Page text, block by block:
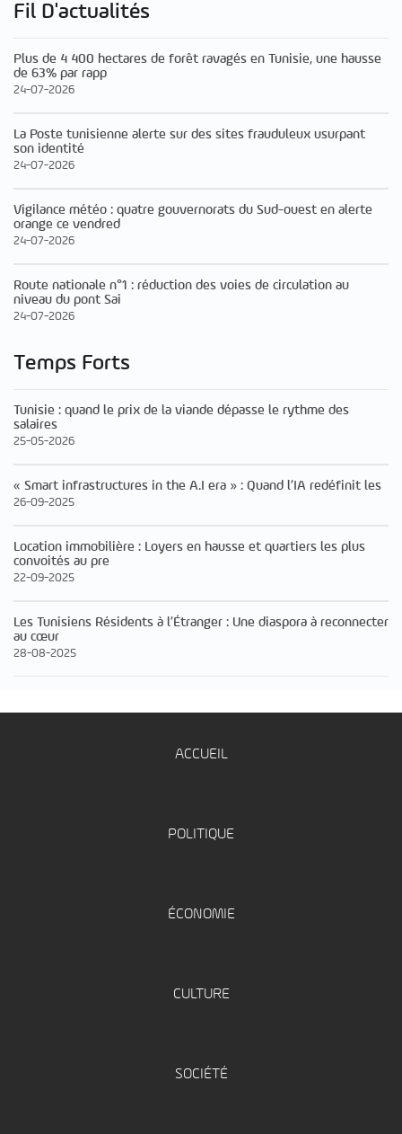
Fil D'actualités
Plus de 4 400 hectares de forêt ravagés en Tunisie, une hausse
de 63% par rapp
24-07-2026
La Poste tunisienne alerte sur des sites frauduleux usurpant
son identité
24-07-2026
Vigilance météo : quatre gouvernorats du Sud-ouest en alerte
orange ce vendred
24-07-2026
Route nationale n°1 : réduction des voies de circulation au
niveau du pont Sai
24-07-2026
Temps Forts
Tunisie : quand le prix de la viande dépasse le rythme des
salaires
25-05-2026
« Smart infrastructures in the A.I era » : Quand l’IA redéfinit les
26-09-2025
Location immobilière : Loyers en hausse et quartiers les plus
convoités au pre
22-09-2025
Les Tunisiens Résidents à l’Étranger : Une diaspora à reconnecter
au cœur
28-08-2025
ACCUEIL
POLITIQUE
ÉCONOMIE
CULTURE
SOCIÉTÉ